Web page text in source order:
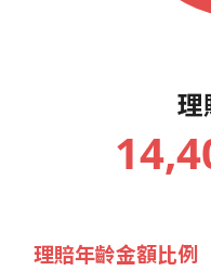
理
理賠年齡金額比例